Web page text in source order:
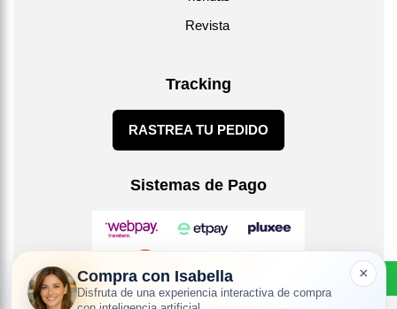
Revista
Tracking
RASTREA TU PEDIDO
Sistemas de Pago